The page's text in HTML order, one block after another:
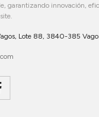
garantizando innovación,
Lote 88, 3840-385